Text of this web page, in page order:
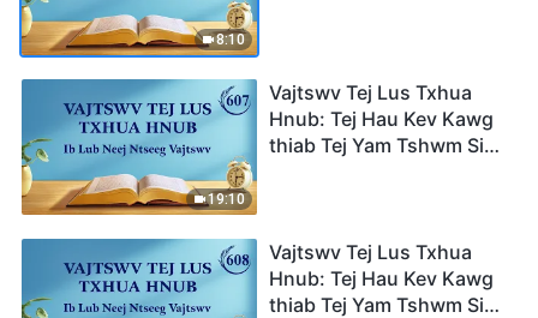
8:10
19:10
Vajtswv Tej Lus Txhua
Hnub: Tej Hau Kev Kawg
thiab Tej Yam Tshwm Sim
Vajtswv Tej Lus Txhua
Hnub: Tej Hau Kev Kawg
thiab Tej Yam Tshwm Sim